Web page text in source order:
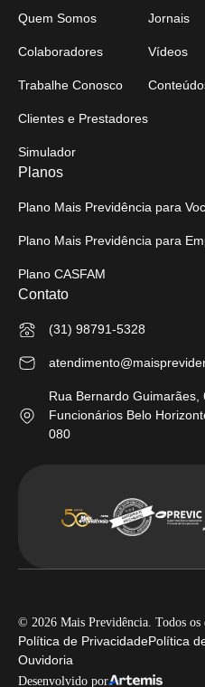
Quem Somos
Colaboradores
Trabalhe Conosco
Clientes e Prestadores
Simulador
Jornais
Vídeos
Planos
Plano Mais Previdência para
Plano Mais Previdência para
Plano CASFAM
Contato
(31) 98791-5328
Rua Bernardo Guimarães,
Funcionários Belo
080
© 2026 Mais Previdência. Todos os
Política de PrivacidadePolítica
Ouvidoria
Desenvolvido por